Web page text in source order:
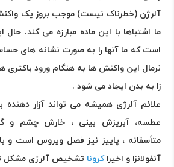
آلرژن (خطرناک نیست) موجب بروز یک
ما اشتباها با این ماده مبارزه می کند. حال
است که ما آنها را به صورت نشانه های
نرمال این واکنش ها به هنگام ورود باکتری
زا به بدن ایجاد می شود .
علائم آلرژی همیشه می تواند آزار دهنده
عطسه، آبریزش بینی ، خارش چشم و
متأسفانه ، پاییز نیز فصل ویروس است و
آنفولانزا و اخیراکروناتشخیص آلرژی مشکل